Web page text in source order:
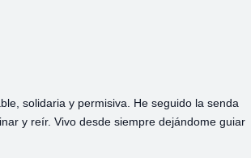
solidaria y permisiva. He seguido la senda
y reír. Vivo desde siempre dejándome guiar